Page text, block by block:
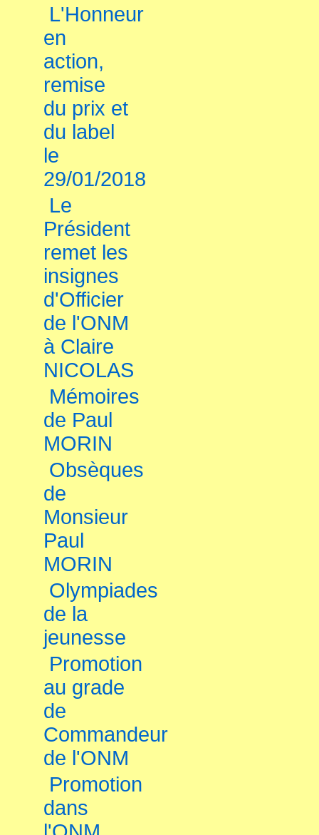
L'Honneur
en
action,
remise
du prix et
du label
le
29/01/2018
Le
Président
remet les
insignes
d'Officier
de l'ONM
à Claire
NICOLAS
Mémoires
de Paul
MORIN
Obsèques
de
Monsieur
Paul
MORIN
Olympiades
de la
jeunesse
Promotion
au grade
de
Commandeur
de l'ONM
Promotion
dans